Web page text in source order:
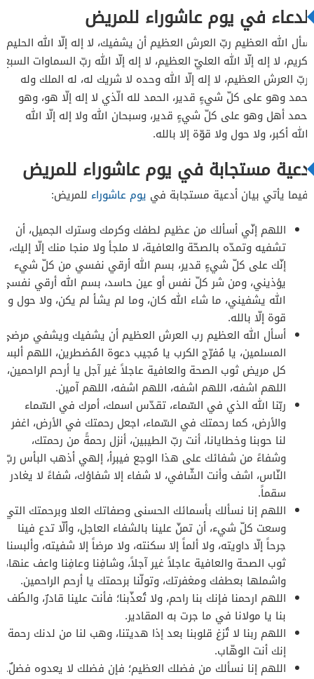
الدعاء في يوم عاشوراء للمريض
أسأل الله العظيم ربّ العرش العظيم أن يشفيك، لا إله إلّا الله الحليم
الكريم، لا إله إلّا الله العليّ العظيم، لا إله إلّا الله ربّ السماوات السبع
وربّ العرش العظيم، لا إله إلّا الله وحده لا شريك له، له الملك وله
الحمد وهو على كلّ شيءٍ قدير، الحمد لله الّذي لا إله إلّا هو، وهو
للحمد أهل وهو على كلّ شيءٍ قدير، وسبحان الله ولا إله إلّا الله
والله أكبر، ولا حول ولا قوّة إلا بالله.
أدعية مستجابة في يوم عاشوراء للمريض
وفيما يأتي بيان أدعية مستجابة في يوم عاشوراء للمريض:
اللهم إنّي أسألك من عظيم لطفك وكرمك وسترك الجميل، أن
تشفيه وتمدّه بالصحّة والعافية، لا ملجأ ولا منجا منك إلّا إليك،
إنّك على كلّ شيءٍ قدير، بسم الله أرقي نفسي من كلّ شيء
يؤذيني، ومن شر كلّ نفس أو عين حاسد، بسم الله أرقي نفسي
الله يشفيني، ما شاء الله كان، وما لم يشأ لم يكن، ولا حول ولا
قوة إلّا بالله.
أسأل الله العظيم رب العرش العظيم أن يشفيك ويشفي مرضى
المسلمين، يا مُفرّج الكرب يا مُجيب دعوة المُضطرين، اللهم ألبس
كل مريض ثوب الصحة والعافية عاجلاً غير آجل يا أرحم الراحمين،
اللهم اشفه، اللهم اشفه، اللهم اشفه، اللهم آمين.
ربّنا الله الذي في السّماء، تقدّس اسمك، أمرك في السّماء
والأرض، كما رحمتك في السّماء، اجعل رحمتك في الأرض، اغفر
لنا حوبنا وخطايانا، أنت ربّ الطيبين، أنزل رحمةً من رحمتك،
وشفاءً من شفائك على هذا الوجع فيبرأ، إلهي أذهب البأس ربّ
النّاس، اشف وأنت الشّافي، لا شفاء إلا شفاؤك، شفاءً لا يغادر
سقماً.
اللهم إنا نسألك بأسمائك الحسنى وصفاتك العلا وبرحمتك التي
وسعت كلّ شيء، أن تمنّ علينا بالشفاء العاجل، وألّا تدع فينا
جرحاً إلّا داويته، ولا ألماً إلا سكنته، ولا مرضاً إلا شفيته، وألبسنا
ثوب الصحة والعافية عاجلاً غير آجلاً، وشافِنا وعافِنا واعف عنها،
واشملها بعطفك ومغفرتك، وتولّنا برحمتك يا أرحم الراحمين.
اللهم ارحمنا فإنك بنا راحم، ولا تُعذّبنا؛ فأنت علينا قادرٌ، والطُف
بنا يا مولانا في ما جرت به المقادير.
اللهم ربنا لا تُزغ قلوبنا بعد إذا هديتنا، وهب لنا من لدنك رحمة
إنك أنت الوهّاب.
اللهم إنا نسألك من فضلك العظيم؛ فإن فضلك لا يعدوه فضلٌ.